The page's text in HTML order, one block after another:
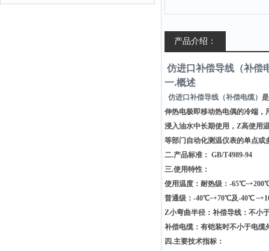
产品介绍：
仿进口补偿导线（补偿
一.概述
仿进口补偿导线（补偿电缆）
伸热电极即移动热电偶的冷端，
浸入油水中长期使用，Z高使用
等部门自动化测温仪表的单点或
二.产品标准： GB/T4989-94
三.使用特性：
使用温度：耐热级：-
普通级：-40℃~+70℃及-40℃
Z小弯曲半径：补偿导线：不小
补偿电缆：有铠装时不小于电缆
四.主要技术指标：